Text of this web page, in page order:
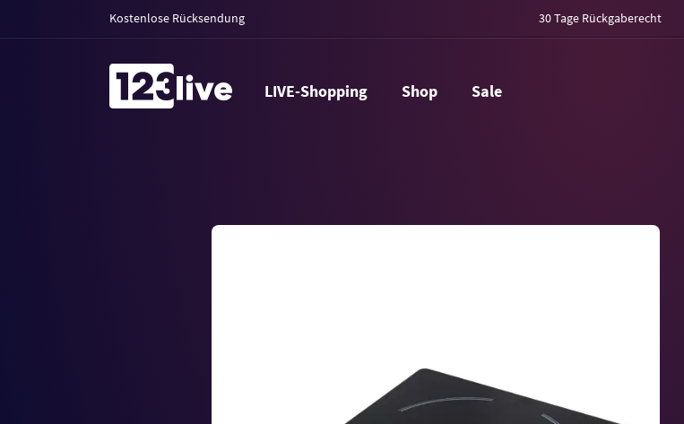
Kostenlose Rücksendung 30 Tage Rückgaberecht
LIVE-Shopping Shop Sale